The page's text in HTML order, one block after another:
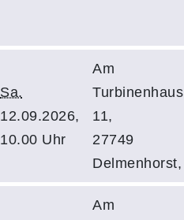
Sa.
12.09.2026,
10.00 Uhr
Am
Turbinenhaus
11,
27749
Delmenhorst,
Am